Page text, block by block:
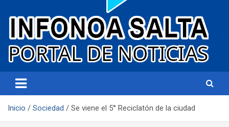
Infonoa Salta
Inicio Sociedad Se viene el 5° Reciclatón de la ciudad